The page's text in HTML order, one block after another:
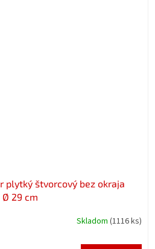
plytký štvorcový bez okraja
Ø 29 cm
Skladom (1116 ks)